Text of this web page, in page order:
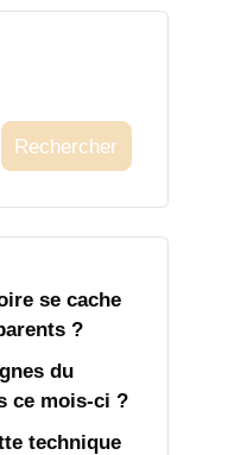
Rechercher
se cache
?
du
ce mois-ci ?
technique